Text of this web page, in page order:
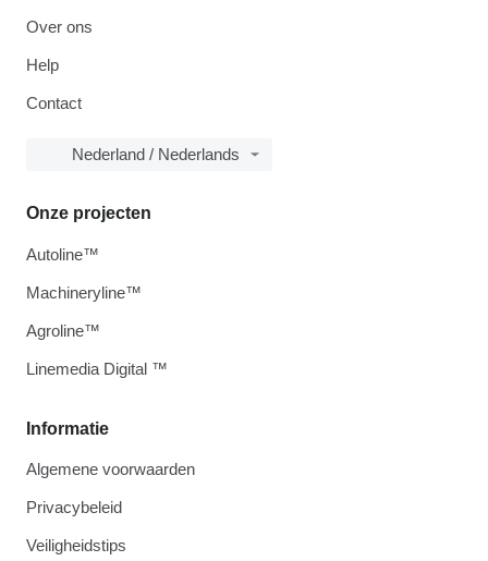
Over ons
Help
Contact
Nederland / Nederlands
Informatie
Algemene voorwaarden
Privacybeleid
Veiligheidstips
Onze projecten
Autoline™
Machineryline™
Agroline™
Linemedia Digital ™